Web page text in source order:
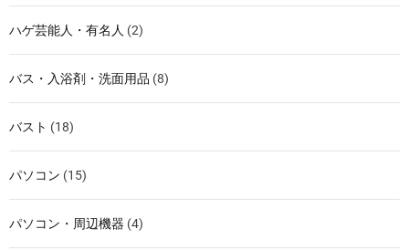
ハゲ芸能人・有名人 (2)
バス・入浴剤・洗面用品 (8)
バスト (18)
パソコン (15)
パソコン・周辺機器 (4)